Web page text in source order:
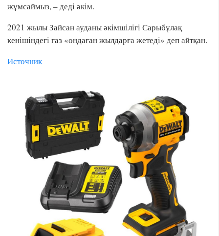
жұмсаймыз, – деді әкім.
2021 жылы Зайсан ауданы әкімшілігі Сарыбұлақ
кенішіндегі газ «ондаған жылдарға жетеді» деп айтқан.
Источник